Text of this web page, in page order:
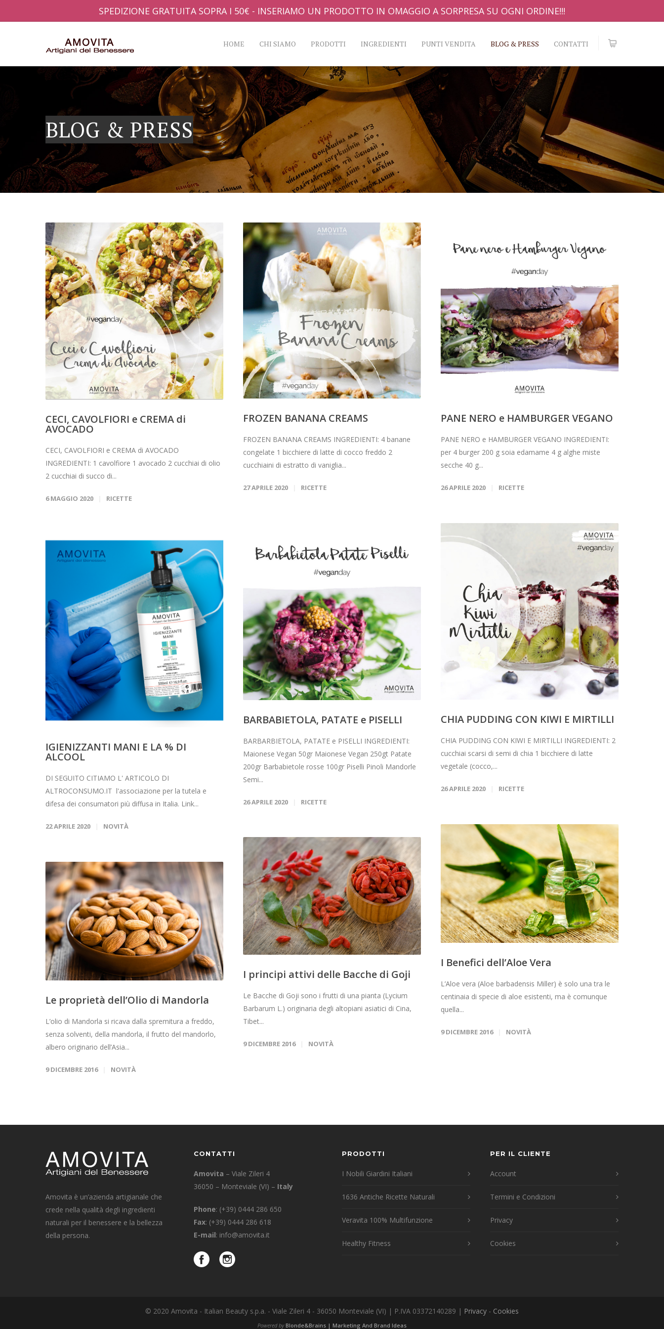
SPEDIZIONE GRATUITA SOPRA I 50€ - INSERIAMO UN PRODOTTO IN OMAGGIO A SORPRESA SU OGNI ORDINE!!!
HOME CHI SIAMO PRODOTTI INGREDIENTI PUNTI VENDITA BLOG & PRESS CONTATTI
BLOG & PRESS
CECI, CAVOLFIORI e CREMA di
AVOCADO
CECI, CAVOLFIORI e CREMA di AVOCADO
INGREDIENTI: 1 cavolfiore 1 avocado 2 cucchiai di olio
2 cucchiai di succo di...
6 MAGGIO 2020 RICETTE
FROZEN BANANA CREAMS
FROZEN BANANA CREAMS INGREDIENTI: 4 banane
congelate 1 bicchiere di latte di cocco freddo 2
cucchiaini di estratto di vaniglia...
27 APRILE 2020 RICETTE
PANE NERO e HAMBURGER VEGANO
PANE NERO e HAMBURGER VEGANO INGREDIENTI:
per 4 burger 200 g soia edamame 4 g alghe miste
secche 40 g...
26 APRILE 2020 RICETTE
BARBABIETOLA, PATATE e PISELLI
BARBARBIETOLA, PATATE e PISELLI INGREDIENTI:
Maionese Vegan 50gr Maionese Vegan 250gt Patate
200gr Barbabietole rosse 100gr Piselli Pinoli Mandorle
Semi...
26 APRILE 2020 RICETTE
CHIA PUDDING CON KIWI E MIRTILLI
CHIA PUDDING CON KIWI E MIRTILLI INGREDIENTI: 2
cucchiai scarsi di semi di chia 1 bicchiere di latte
vegetale (cocco,...
26 APRILE 2020 RICETTE
IGIENIZZANTI MANI E LA % DI
ALCOOL
DI SEGUITO CITIAMO L' ARTICOLO DI
ALTROCONSUMO.IT l'associazione per la tutela e
difesa dei consumatori più diffusa in Italia. Link...
22 APRILE 2020 NOVITÀ
I Benefici dell’Aloe Vera
L’Aloe vera (Aloe barbadensis Miller) è solo una tra le
centinaia di specie di aloe esistenti, ma è comunque
quella...
9 DICEMBRE 2016 NOVITÀ
I principi attivi delle Bacche di Goji
Le Bacche di Goji sono i frutti di una pianta (Lycium
Barbarum L.) originaria degli altopiani asiatici di Cina,
Tibet...
9 DICEMBRE 2016 NOVITÀ
Le proprietà dell’Olio di Mandorla
L’olio di Mandorla si ricava dalla spremitura a freddo,
senza solventi, della mandorla, il frutto del mandorlo,
albero originario dell’Asia...
9 DICEMBRE 2016 NOVITÀ
Amovita è un’azienda artigianale che
crede nella qualità degli ingredienti
naturali per il benessere e la bellezza
della persona.
CONTATTI
Amovita – Viale Zileri 4
36050 – Monteviale (VI) – Italy
Phone: (+39) 0444 286 650
Fax: (+39) 0444 286 618
E-mail: info@amovita.it
PRODOTTI
I Nobili Giardini Italiani
1636 Antiche Ricette Naturali
Veravita 100% Multifunzione
Healthy Fitness
PER IL CLIENTE
Account
Termini e Condizioni
Privacy
Cookies
© 2020 Amovita - Italian Beauty s.p.a. - Viale Zileri 4 - 36050 Monteviale (VI) | P.IVA 03372140289 | Privacy - Cookies
Powered byBlonde&Brains | Marketing And Brand Ideas